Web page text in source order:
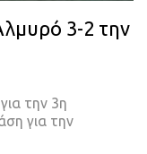
3-2 την
την 3η
για την